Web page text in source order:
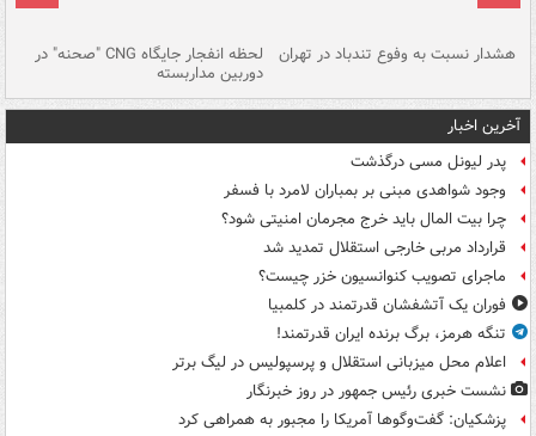
هشدار نسبت به وفوع تندباد در تهران لحظه انفجار جایگاه CNG "صحنه" در
دوربین مداربسته
آخرین اخبار
پدر لیونل مسی درگذشت
وجود شواهدی مبنی بر بمباران لامرد با فسفر
چرا بیت المال باید خرج مجرمان امنیتی شود؟
قرارداد مربی خارجی استقلال تمدید شد
ماجرای تصویب کنوانسیون خزر چیست؟
فوران یک آتشفشان قدرتمند در کلمبیا
تنگه هرمز، برگ برنده ایران قدرتمند!
اعلام محل میزبانی استقلال و پرسپولیس در لیگ برتر
نشست خبری رئیس جمهور در روز خبرنگار
پزشکیان: گفت‌وگوها آمریکا را مجبور به همراهی کرد